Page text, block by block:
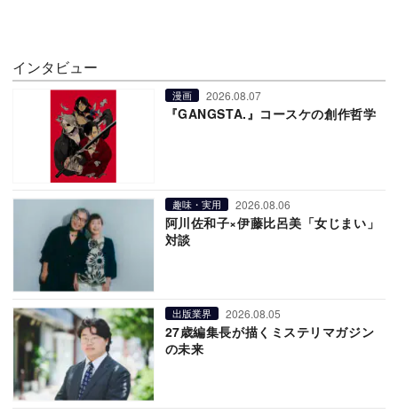
インタビュー
漫画 2026.08.07
『GANGSTA.』コースケの創作哲学
趣味・実用 2026.08.06
阿川佐和子×伊藤比呂美「女じまい」
対談
出版業界 2026.08.05
27歳編集長が描くミステリマガジン
の未来